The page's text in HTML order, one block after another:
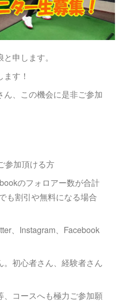
申します。
す！
ん、この機会に是非ご参加
参加頂ける方
のフォロアー数が合計
も割引や無料になる場合
、Instagram、Facebook
。初心者さん、経験者さん
、コースへも極力ご参加願